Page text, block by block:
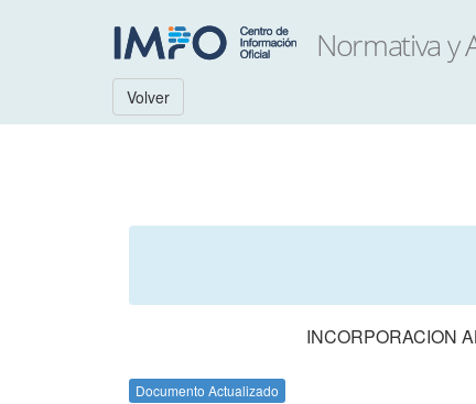
Volver
INCORPORACION
Documento Actualizado